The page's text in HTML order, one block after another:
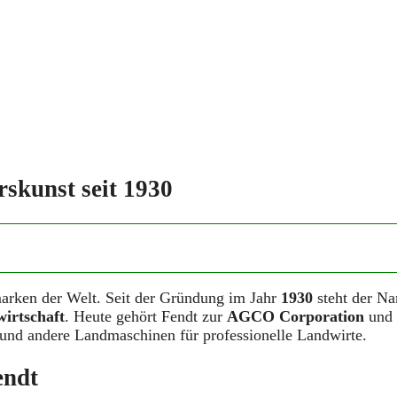
seit 1930
der Welt. Seit der Gründung im Jahr 1930 steht der
. Heute gehört Fendt zur AGCO Corporation und
andere Landmaschinen für professionelle Landwirte.